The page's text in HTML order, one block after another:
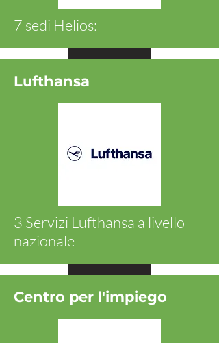
7 sedi Helios:
Ansehen
Lufthansa
3 Servizi Lufthansa a livello
nazionale
Ansehen
Centro per l'impiego